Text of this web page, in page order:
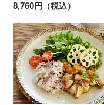
8,760円（税込）